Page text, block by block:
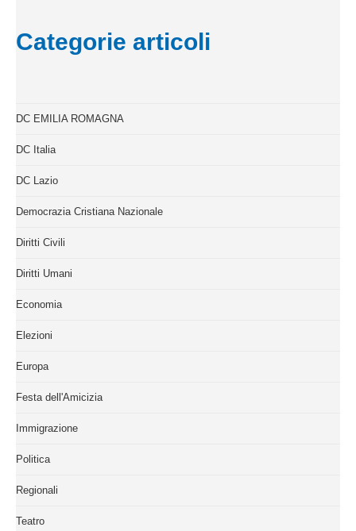
Categorie articoli
DC EMILIA ROMAGNA
DC Italia
DC Lazio
Democrazia Cristiana Nazionale
Diritti Civili
Diritti Umani
Economia
Elezioni
Europa
Festa dell'Amicizia
Immigrazione
Politica
Regionali
Teatro